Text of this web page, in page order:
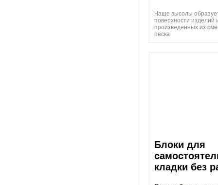
Чаще высолы
поверхности изделий
произведенных из
песка
Блоки для
кладки без